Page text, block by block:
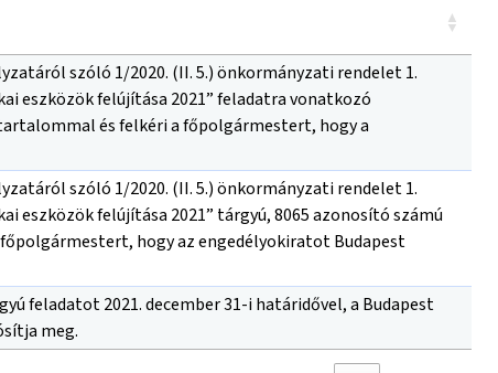
szóló 1/2020. (II. 5.) önkormányzati rendelet 1.
eszközök felújítása 2021” feladatra vonatkozó
és felkéri a főpolgármestert, hogy a
szóló 1/2020. (II. 5.) önkormányzati rendelet 1.
felújítása 2021” tárgyú, 8065 azonosító számú
hogy az engedélyokiratot Budapest
feladatot 2021. december 31-i határidővel, a Budapest
meg.